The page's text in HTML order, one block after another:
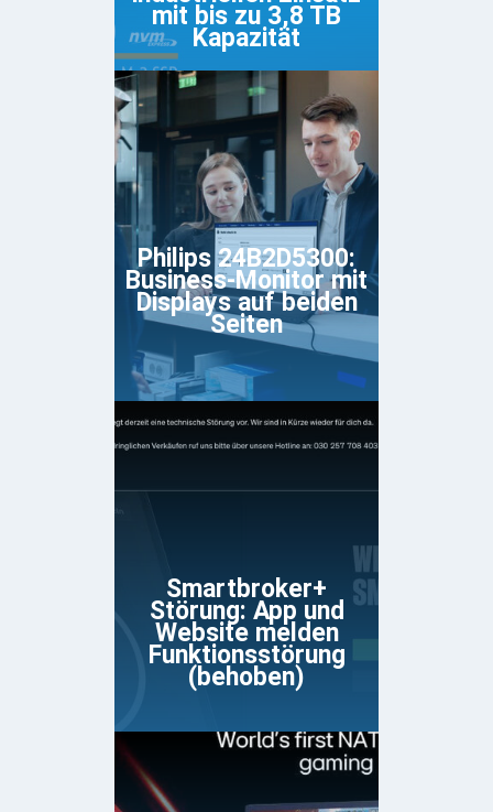
mit bis zu 3,8 TB
Kapazität
Philips 24B2D5300:
Business-Monitor mit
Displays auf beiden
Seiten
Smartbroker+
Störung: App und
Website melden
Funktionsstörung
(behoben)